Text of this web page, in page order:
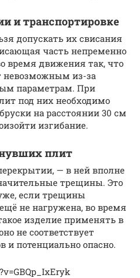
и транспортировке
допускать их свисания
часть непременно
время движения так, что
невозможным из-за
параметрам. При
под них необходимо
на расстоянии 30 см
изгибание.
плит
— в ней вполне
трещины. Это
если трещины
не нагружена, во время
изделие применять в
не соответствует
и потенциально опасно.